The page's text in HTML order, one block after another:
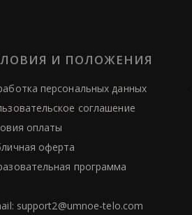
И ПОЛОЖЕНИЯ
персональных данных
соглашение
оплаты
оферта
программа
support2@umnoe-telo.com